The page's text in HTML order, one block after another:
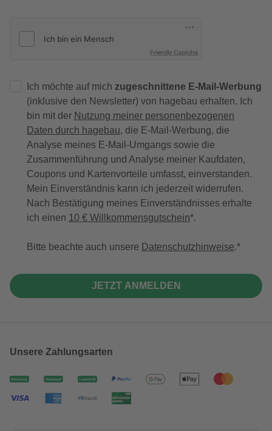
Friendly Captcha
Ich möchte auf mich zugeschnittene E-Mail-Werbung
(inklusive den Newsletter) von hagebau erhalten. Ich
bin mit der Nutzung meiner personenbezogenen
Daten durch hagebau, die E-Mail-Werbung, die
Analyse meines E-Mail-Umgangs sowie die
Zusammenführung und Analyse meiner Kaufdaten,
Coupons und Kartenvorteile umfasst, einverstanden.
Mein Einverständnis kann ich jederzeit widerrufen.
Nach Bestätigung meines Einverständnisses erhalte
ich einen 10 € Willkommensgutschein*.
Bitte beachte auch unsere Datenschutzhinweise.
JETZT ANMELDEN
Unsere Zahlungsarten